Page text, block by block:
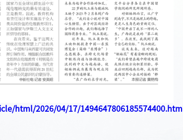
html/2026/04/17/1494647806185574400.html